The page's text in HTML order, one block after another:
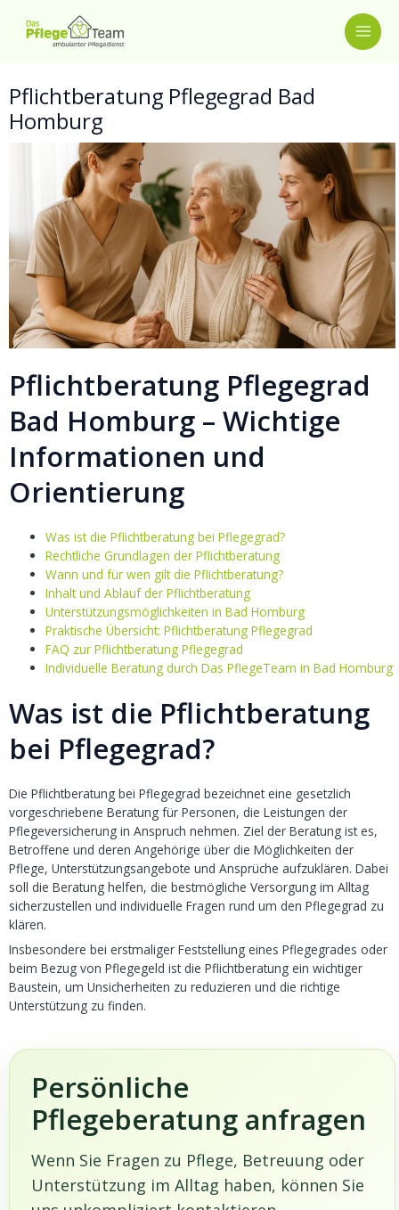
Inhalt
Pflichtberatung Pflegegrad Bad
Homburg
Pflichtberatung Pflegegrad
Bad Homburg – Wichtige
Informationen und
Orientierung
Was ist die Pflichtberatung bei Pflegegrad?
Rechtliche Grundlagen der Pflichtberatung
Wann und für wen gilt die Pflichtberatung?
Inhalt und Ablauf der Pflichtberatung
Unterstützungsmöglichkeiten in Bad Homburg
Praktische Übersicht: Pflichtberatung Pflegegrad
FAQ zur Pflichtberatung Pflegegrad
Individuelle Beratung durch Das PflegeTeam in Bad Homburg
Was ist die Pflichtberatung
bei Pflegegrad?
Die Pflichtberatung bei Pflegegrad bezeichnet eine gesetzlich
vorgeschriebene Beratung für Personen, die Leistungen der
Pflegeversicherung in Anspruch nehmen. Ziel der Beratung ist es,
Betroffene und deren Angehörige über die Möglichkeiten der
Pflege, Unterstützungsangebote und Ansprüche aufzuklären. Dabei
soll die Beratung helfen, die bestmögliche Versorgung im Alltag
sicherzustellen und individuelle Fragen rund um den Pflegegrad zu
klären.
Insbesondere bei erstmaliger Feststellung eines Pflegegrades oder
beim Bezug von Pflegegeld ist die Pflichtberatung ein wichtiger
Baustein, um Unsicherheiten zu reduzieren und die richtige
Unterstützung zu finden.
Persönliche
Pflegeberatung anfragen
Wenn Sie Fragen zu Pflege, Betreuung oder
Unterstützung im Alltag haben, können Sie